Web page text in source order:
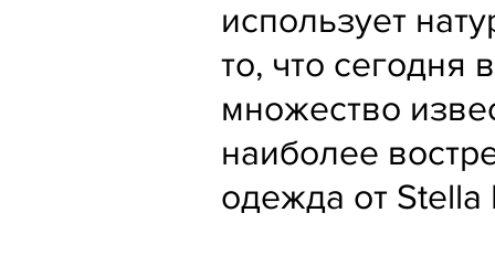
использует
то, что сегодня
множество
наиболее
одежда от Stella